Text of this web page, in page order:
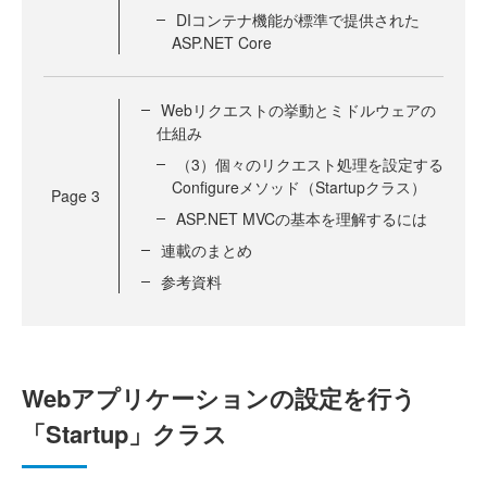
DIコンテナ機能が標準で提供された
ASP.NET Core
Page 3
Webリクエストの挙動とミドルウェアの
仕組み
（3）個々のリクエスト処理を設定する
Configureメソッド（Startupクラス）
ASP.NET MVCの基本を理解するには
連載のまとめ
参考資料
Webアプリケーションの設定を行う
「Startup」クラス